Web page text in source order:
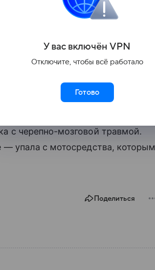
мозга, ушиб легких, перелом
на ИВЛ. У девочки образовалась
осложнений. Потребовалась
врачи удалили сгустки крови
ветвь артерии
Через десять
своих ногах. Жизни ничего
данный момент в больнице
с черепно-мозговой травмой.
— упала с мотосредства, которым
Поделиться
У вас включён VPN
Отключите, чтобы всё работало
Готово